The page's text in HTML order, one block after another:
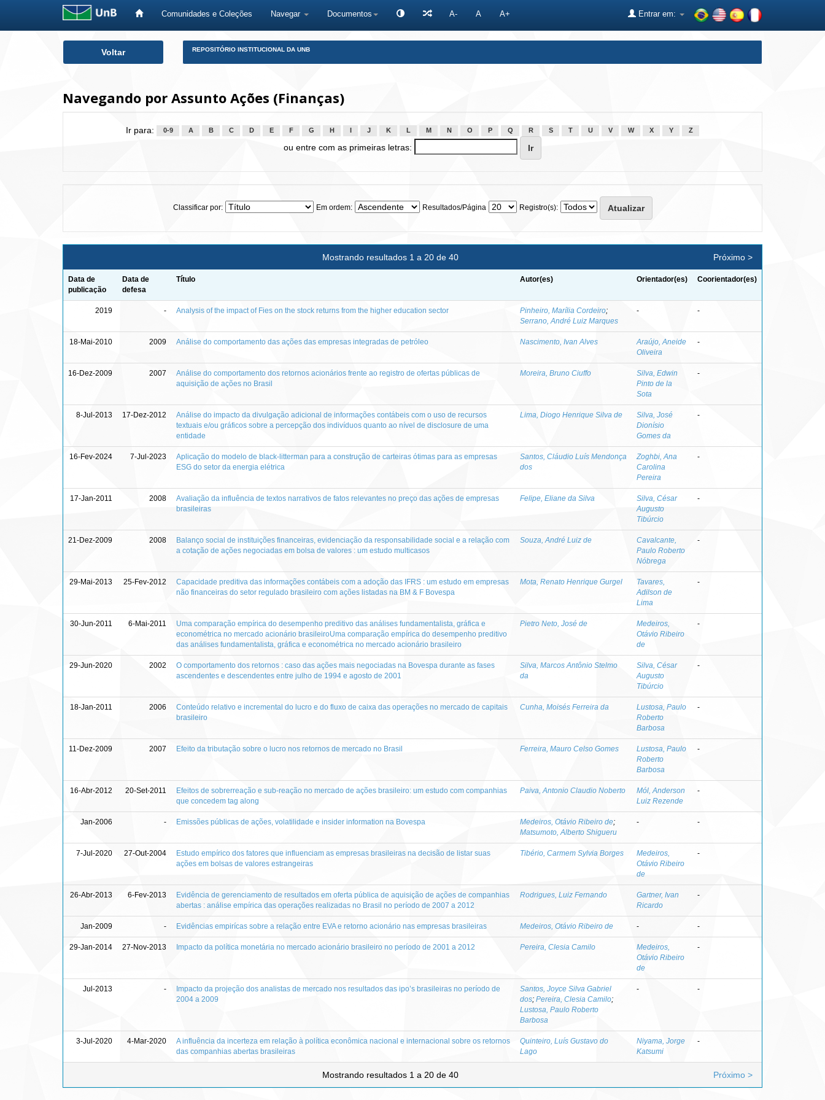
Comunidades e Coleções Navegar Documentos A- A A+ Entrar em:
Voltar REPOSITÓRIO INSTITUCIONAL DA UNB
Navegando por Assunto Ações (Finanças)
Ir para: 0-9 A B C D E F G H J K L M N O P Q R S T U V W X Y Z
ou entre com as primeiras letras:
Classificar por: Em ordem: Resultados/Página Registro(s):
Mostrando resultados 1 a 20 de 40 Próximo >
Data de
publicação
Data de
defesa
Título Autor(es) Orientador(es) Coorientador(es)
2019 - Analysis of the impact of Fies on the stock returns from the higher education sector Pinheiro, Marília Cordeiro;
Serrano, André Luiz Marques
- -
18-Mai-2010 2009 Análise do comportamento das ações das empresas integradas de petróleo Nascimento, Ivan Alves
Araújo, Aneide
Oliveira
-
16-Dez-2009 2007
Análise do comportamento dos retornos acionários frente ao registro de ofertas públicas de
aquisição de ações no Brasil
Moreira, Bruno Ciuffo
Silva, Edwin
Pinto de la
Sota
-
8-Jul-2013 17-Dez-2012
Análise do impacto da divulgação adicional de informações contábeis com o uso de recursos
textuais e/ou gráficos sobre a percepção dos indivíduos quanto ao nível de disclosure de uma
entidade
Lima, Diogo Henrique Silva de
Silva, José
Dionísio
Gomes da
-
16-Fev-2024 7-Jul-2023
Aplicação do modelo de black-litterman para a construção de carteiras ótimas para as empresas
ESG do setor da energia elétrica
Santos, Cláudio Luís Mendonça
dos
Zoghbi, Ana
Carolina
Pereira
-
17-Jan-2011 2008
Avaliação da influência de textos narrativos de fatos relevantes no preço das ações de empresas
brasileiras
Felipe, Eliane da Silva
Silva, César
Augusto
Tibúrcio
-
21-Dez-2009 2008
Balanço social de instituições financeiras, evidenciação da responsabilidade social e a relação com
a cotação de ações negociadas em bolsa de valores : um estudo multicasos
Souza, André Luiz de
Cavalcante,
Paulo Roberto
Nóbrega
-
29-Mai-2013 25-Fev-2012
Capacidade preditiva das informações contábeis com a adoção das IFRS : um estudo em empresas
não financeiras do setor regulado brasileiro com ações listadas na BM & F Bovespa
Mota, Renato Henrique Gurgel
Tavares,
Adilson de
Lima
-
30-Jun-2011 6-Mai-2011
Uma comparação empírica do desempenho preditivo das análises fundamentalista, gráfica e
econométrica no mercado acionário brasileiroUma comparação empírica do desempenho preditivo
das análises fundamentalista, gráfica e econométrica no mercado acionário brasileiro
Pietro Neto, José de
Medeiros,
Otávio Ribeiro
de
-
29-Jun-2020 2002
O comportamento dos retornos : caso das ações mais negociadas na Bovespa durante as fases
ascendentes e descendentes entre julho de 1994 e agosto de 2001
Silva, Marcos Antônio Stelmo
da
Silva, César
Augusto
Tibúrcio
-
18-Jan-2011 2006
Conteúdo relativo e incremental do lucro e do fluxo de caixa das operações no mercado de capitais
brasileiro
Cunha, Moisés Ferreira da
Lustosa, Paulo
Roberto
Barbosa
-
11-Dez-2009 2007 Efeito da tributação sobre o lucro nos retornos de mercado no Brasil Ferreira, Mauro Celso Gomes
Lustosa, Paulo
Roberto
Barbosa
-
16-Abr-2012 20-Set-2011
Efeitos de sobrerreação e sub-reação no mercado de ações brasileiro: um estudo com companhias
que concedem tag along
Paiva, Antonio Claudio Noberto
Mól, Anderson
Luiz Rezende
-
Jan-2006 - Emissões públicas de ações, volatilidade e insider information na Bovespa Medeiros, Otávio Ribeiro de;
Matsumoto, Alberto Shigueru
- -
7-Jul-2020 27-Out-2004
Estudo empírico dos fatores que influenciam as empresas brasileiras na decisão de listar suas
ações em bolsas de valores estrangeiras
Tibério, Carmem Sylvia Borges
Medeiros,
Otávio Ribeiro
de
-
26-Abr-2013 6-Fev-2013
Evidência de gerenciamento de resultados em oferta pública de aquisição de ações de companhias
abertas : análise empírica das operações realizadas no Brasil no período de 2007 a 2012
Rodrigues, Luiz Fernando
Gartner, Ivan
Ricardo
-
Jan-2009 - Evidências empirícas sobre a relação entre EVA e retorno acionário nas empresas brasileiras Medeiros, Otávio Ribeiro de - -
29-Jan-2014 27-Nov-2013 Impacto da política monetária no mercado acionário brasileiro no período de 2001 a 2012 Pereira, Clesia Camilo
Medeiros,
Otávio Ribeiro
de
-
Jul-2013 -
Impacto da projeção dos analistas de mercado nos resultados das ipo’s brasileiras no período de
2004 a 2009
Santos, Joyce Silva Gabriel
dos; Pereira, Clesia Camilo;
Lustosa, Paulo Roberto
Barbosa
- -
3-Jul-2020 4-Mar-2020
A influência da incerteza em relação à política econômica nacional e internacional sobre os retornos
das companhias abertas brasileiras
Quinteiro, Luís Gustavo do
Lago
Niyama, Jorge
Katsumi
-
Mostrando resultados 1 a 20 de 40 Próximo >